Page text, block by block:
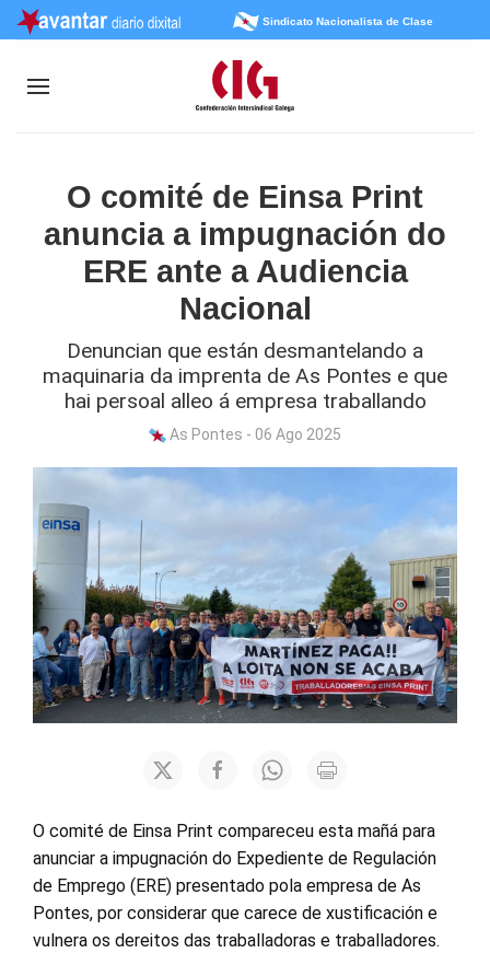
Sindicato Nacionalista de Clase
O comité de Einsa Print
anuncia a impugnación do
ERE ante a Audiencia
Nacional
Denuncian que están desmantelando a
maquinaria da imprenta de As Pontes e que
hai persoal alleo á empresa traballando
As Pontes - 06 Ago 2025
O comité de Einsa Print compareceu esta mañá para
anunciar a impugnación do Expediente de Regulación
de Emprego (ERE) presentado pola empresa de As
Pontes, por considerar que carece de xustificación e
vulnera os dereitos das traballadoras e traballadores.